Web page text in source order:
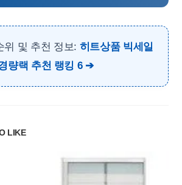
위 및 추천 정보: 히트상품 빅세일
량랙 추천 랭킹 6
LIKE